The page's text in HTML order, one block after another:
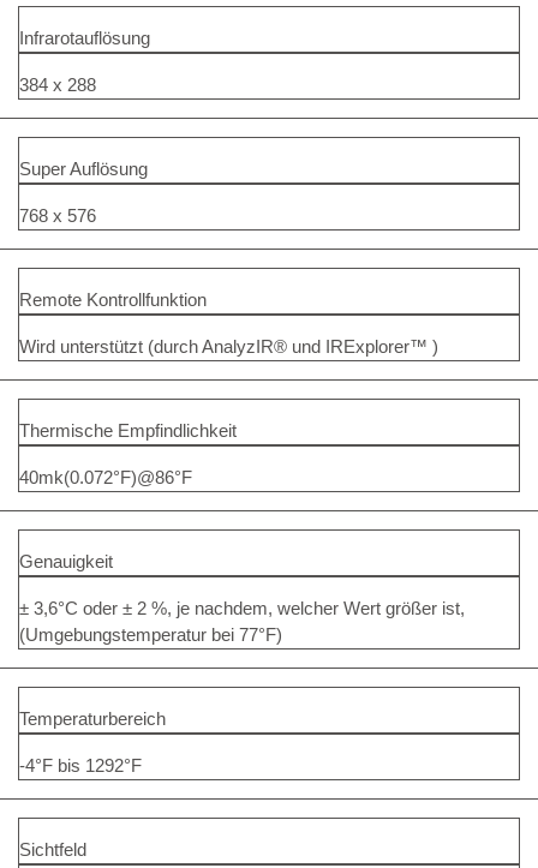
Infrarotauflösung
384 x 288
Super Auflösung
768 x 576
Remote Kontrollfunktion
Wird unterstützt (durch AnalyzIR® und IRExplorer™ )
Thermische Empfindlichkeit
40mk(0.072°F)@86°F
Genauigkeit
± 3,6°C oder ± 2 %, je nachdem, welcher Wert größer ist,
(Umgebungstemperatur bei 77°F)
Temperaturbereich
-4°F bis 1292°F
Sichtfeld